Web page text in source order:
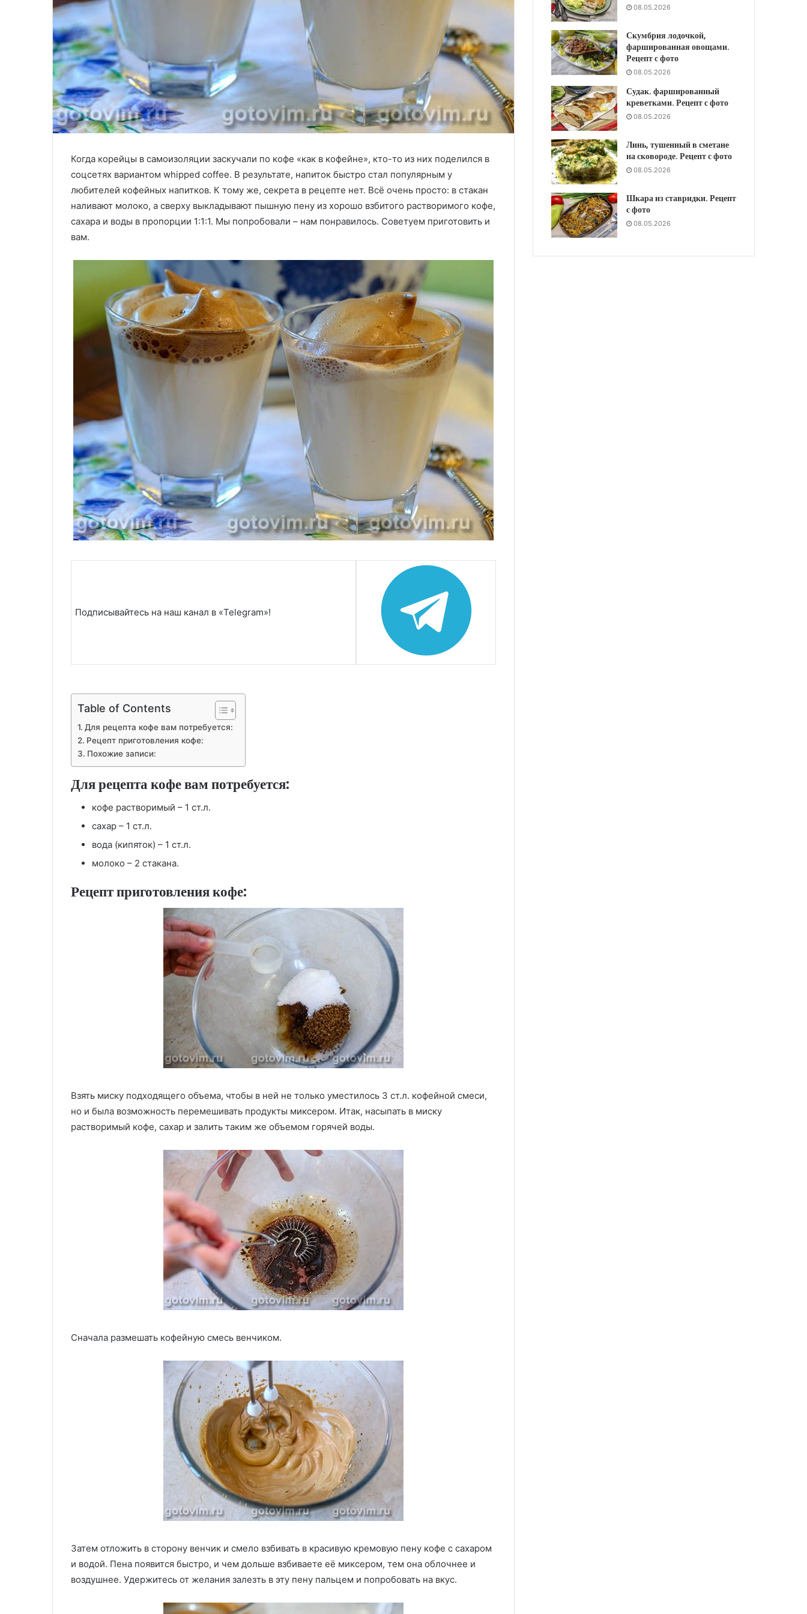
Когда корейцы в самоизоляции заскучали по кофе «как в кофейне», кто-то из них поделился в
соцсетях вариантом whipped coffee. В результате, напиток быстро стал популярным у
любителей кофейных напитков. К тому же, секрета в рецепте нет. Всё очень просто: в стакан
наливают молоко, а сверху выкладывают пышную пену из хорошо взбитого растворимого кофе,
сахара и воды в пропорции 1:1:1. Мы попробовали – нам понравилось. Советуем приготовить и
вам.
Подписывайтесь на наш канал в «Telegram»!
Table of Contents
Для рецепта кофе вам потребуется:
Рецепт приготовления кофе:
Похожие записи:
Для рецепта кофе вам потребуется:
кофе растворимый – 1 ст.л.
сахар – 1 ст.л.
вода (кипяток) – 1 ст.л.
молоко – 2 стакана.
Рецепт приготовления кофе:
Взять миску подходящего объема, чтобы в ней не только уместилось 3 ст.л. кофейной смеси,
но и была возможность перемешивать продукты миксером. Итак, насыпать в миску
растворимый кофе, сахар и залить таким же объемом горячей воды.
Сначала размешать кофейную смесь венчиком.
Затем отложить в сторону венчик и смело взбивать в красивую кремовую пену кофе с сахаром
и водой. Пена появится быстро, и чем дольше взбиваете её миксером, тем она облочнее и
воздушнее. Удержитесь от желания залезть в эту пену пальцем и попробовать на вкус.
08.05.2026
Скумбрия лодочкой,
фаршированная овощами.
Рецепт с фото
08.05.2026
Судак. фаршированный
креветками. Рецепт с фото
08.05.2026
Линь, тушенный в сметане
на сковороде. Рецепт с фото
08.05.2026
Шкара из ставридки. Рецепт
с фото
08.05.2026